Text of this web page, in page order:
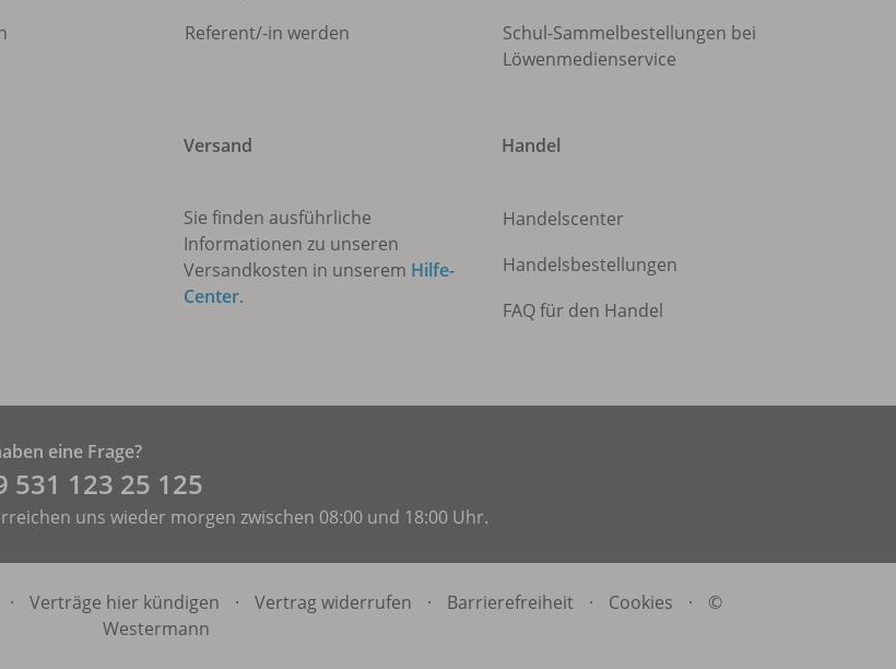
Referent/-in werden
Schul-Sammelbestellungen bei
Löwenmedienservice
Versand
Sie finden ausführliche
Informationen zu unseren
Versandkosten in unserem Hilfe-
Center.
Handel
Handelscenter
Handelsbestellungen
FAQ für den Handel
eine Frage?
531 ­123 25 125
uns wieder morgen zwischen 08:00 und 18:00 Uhr.
· Verträge hier kündigen · Vertrag widerrufen · Barrierefreiheit · Cookies ·
©
Westermann